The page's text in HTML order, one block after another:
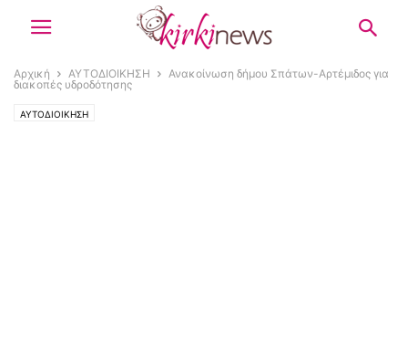
Αρχική ΑΥΤΟΔΙΟΙΚΗΣΗ
Ανακοίνωση δήμου Σπάτων-Αρτέμιδος για
διακοπές υδροδότησης
ΑΥΤΟΔΙΟΙΚΗΣΗ